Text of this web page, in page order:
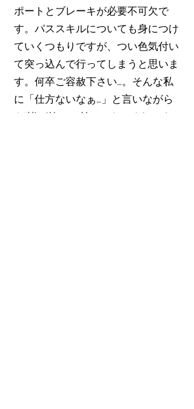
ポートとブレーキが必要不可欠で
す。パススキルについても身につけ
ていくつもりですが、つい色気付い
て突っ込んで行ってしまうと思いま
す。何卒ご容赦下さい…。そんな私
に「仕方ないなぁ…」と言いながら
も“皆が笑って付いてきてくれるよ